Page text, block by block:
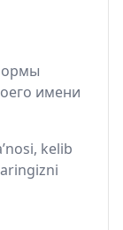
имени
kelib